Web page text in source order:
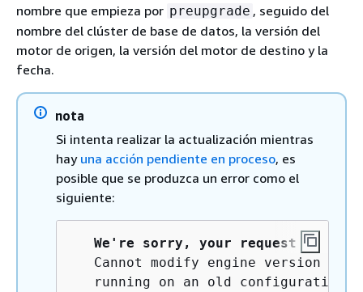
nombre que empieza por preupgrade , seguido del
nombre del clúster de base de datos, la versión del
motor de origen, la versión del motor de destino y la
fecha.
nota
Si intenta realizar la actualización mientras
hay una acción pendiente en proceso, es
posible que se produzca un error como el
siguiente:
We're sorry, your request to
Cannot modify engine version
running on an old configuration.